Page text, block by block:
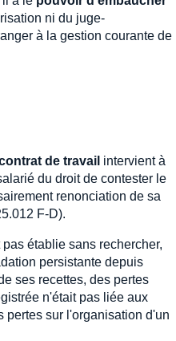
ni du juge-
à la gestion courante de
de travail intervient à
du droit de contester le
renonciation de sa
F-D).
établie sans rechercher,
persistante depuis
ses recettes, des pertes
n'était pas liée aux
pertes sur l'organisation d'un